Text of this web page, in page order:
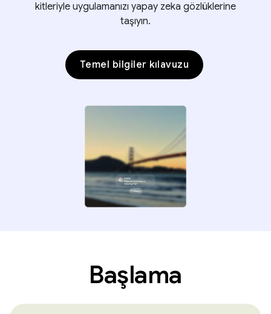
kitleriyle uygulamanızı yapay zeka gözlüklerine
taşıyın.
Temel bilgiler kılavuzu
Başlama